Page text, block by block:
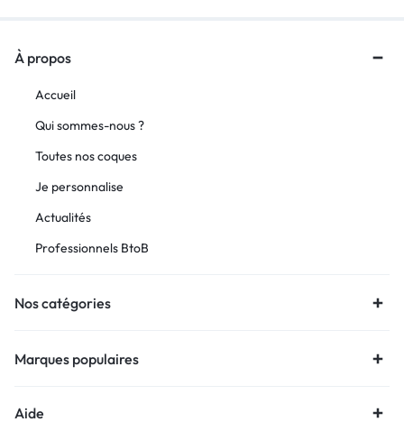
À propos
Accueil
Qui sommes-nous ?
Toutes nos coques
Je personnalise
Actualités
Professionnels BtoB
Nos catégories
Marques populaires
Aide